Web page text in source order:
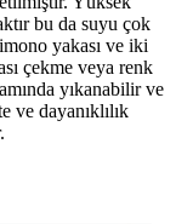
bu da suyu çok
yakası ve iki
çekme veya renk
yıkanabilir ve
ve dayanıklılık